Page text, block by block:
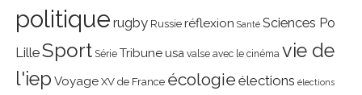
politique rugby Russie réflexion Santé Sciences Po
LilleSport Série Tribune usa valse avec le cinéma vie de
l'iep Voyage XV de France écologie élections élections